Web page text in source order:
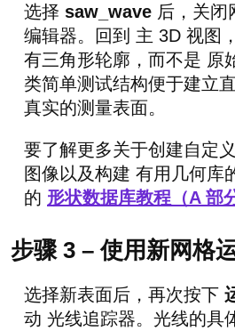
选择 saw_wave 后，关闭
编辑器。回到 主 3D 视图
有三角形轮廓，而不是 原
类简单测试结构便于建立
真实的测量表面。
要了解更多关于创建自定
图像以及构建 有用几何库
的 形状数据库教程（A 部
步骤 3 – 使用新网格
选择新表面后，再次按下
动 光线追踪器。光线的具